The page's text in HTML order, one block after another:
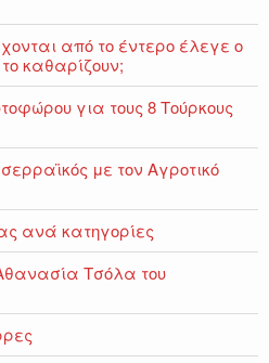
από το έντερο έλεγε ο
καθαρίζουν;
για τους 8 Τούρκους
με τον Αγροτικό
ανά κατηγορίες
Τσόλα του